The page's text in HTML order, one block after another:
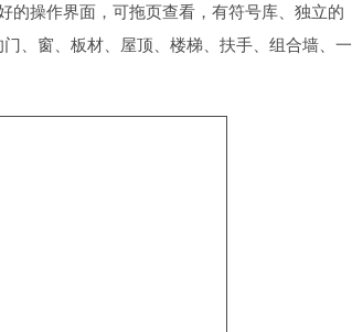
的操作界面，可拖页查看，有符号库、独立的
、窗、板材、屋顶、楼梯、扶手、组合墙、一